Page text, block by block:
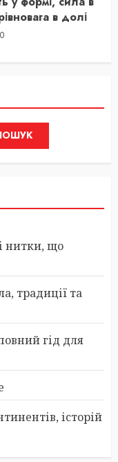
в долі
0
нитки, що
традиції та
гід для
історій